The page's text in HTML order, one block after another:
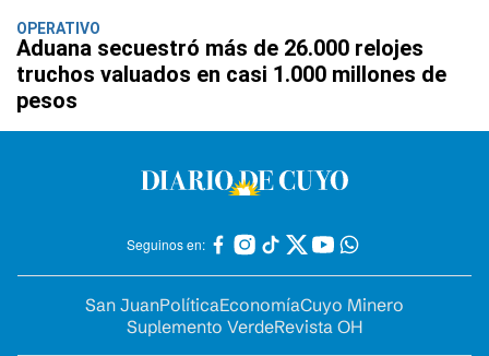
OPERATIVO
Aduana secuestró más de 26.000 relojes
truchos valuados en casi 1.000 millones de
pesos
Seguinos en:
San JuanPolíticaEconomíaCuyo Minero
Suplemento VerdeRevista OH